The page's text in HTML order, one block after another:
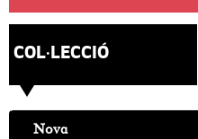
COL·LECCIÓ
Nova